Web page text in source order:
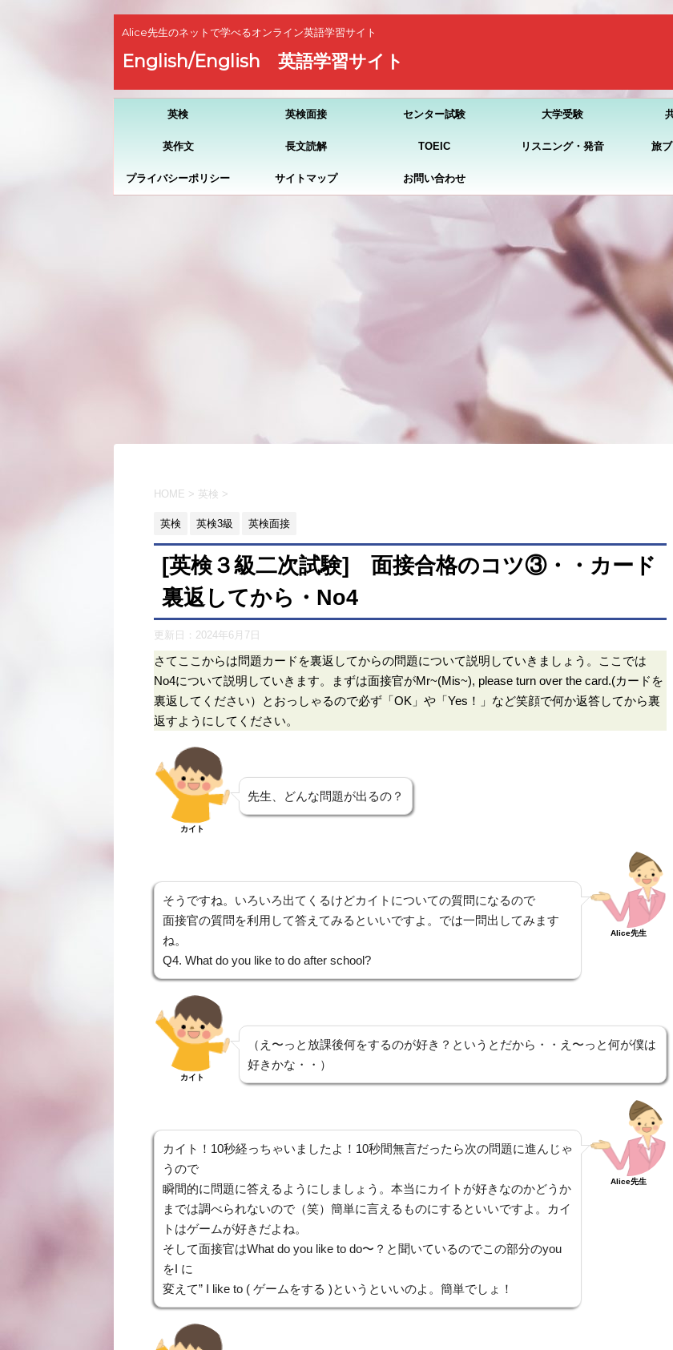
Alice先生のネットで学べるオンライン英語学習サイト
English/English 英語学習サイト
英検 英検面接 センター試験 大学受験
英作文 長文読解 TOEIC リスニング・発音 旅
プライバシーポリシー サイトマップ お問い合わせ
HOME > 英検 >
英検 英検3級 英検面接
[英検３級二次試験] 面接合格のコツ③・・カード
裏返してから・No4
更新日： 2024年6月7日
さてここからは問題カードを裏返してからの問題について説明していきましょう。ここでは
No4について説明していきます。まずは面接官がMr~(Mis~), please turn over the card.(カードを
裏返してください）とおっしゃるので必ず「OK」や「Yes！」など笑顔で何か返答してから裏
返すようにしてください。
カイト
先生、どんな問題が出るの？
そうですね。いろいろ出てくるけどカイトについての質問になるので
面接官の質問を利用して答えてみるといいですよ。では一問出してみます
ね。
Q4. What do you like to do after school?
Alice先生
カイト
（え〜っと放課後何をするのが好き？というとだから・・え〜っと何が僕は
好きかな・・）
カイト！10秒経っちゃいましたよ！10秒間無言だったら次の問題に進んじゃ
うので
瞬間的に問題に答えるようにしましょう。本当にカイトが好きなのかどうか
までは調べられないので（笑）簡単に言えるものにするといいですよ。カイ
トはゲームが好きだよね。
そして面接官はWhat do you like to do〜？と聞いているのでこの部分のyou
をI に
変えて” I like to ( ゲームをする )というといいのよ。簡単でしょ！
Alice先生